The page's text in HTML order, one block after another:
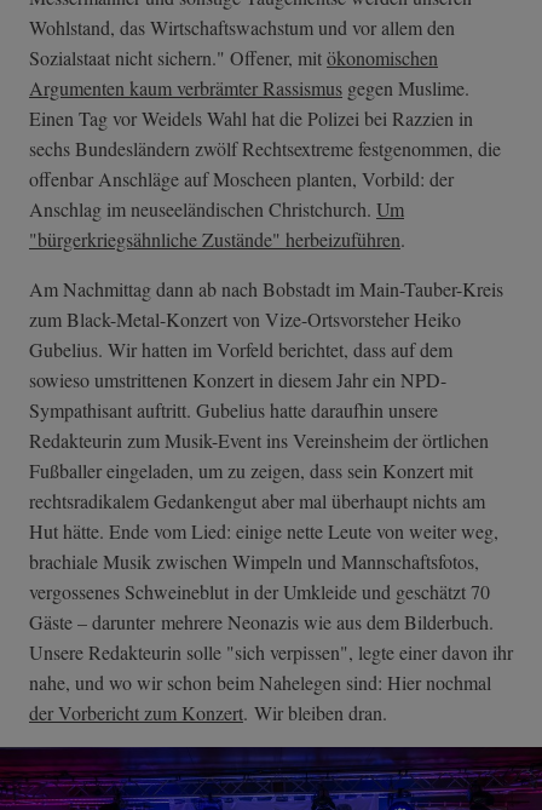
Wohlstand, das Wirtschaftswachstum und vor allem den
Sozialstaat nicht sichern." Offener, mitökonomischen
Argumenten kaum verbrämter Rassismus gegen Muslime.
Einen Tag vor Weidels Wahl hat die Polizei bei Razzien in
sechs Bundesländern zwölf Rechtsextreme festgenommen, die
offenbar Anschläge auf Moscheen planten, Vorbild: der
Anschlag im neuseeländischen Christchurch. Um
"bürgerkriegsähnliche Zustände" herbeizuführen.
Am Nachmittag dann ab nach Bobstadt im Main-Tauber-Kreis
zum Black-Metal-Konzert von Vize-Ortsvorsteher Heiko
Gubelius. Wir hatten im Vorfeld berichtet, dass auf dem
sowieso umstrittenen Konzert in diesem Jahr ein NPD-
Sympathisant auftritt. Gubelius hatte daraufhin unsere
Redakteurin zum Musik-Event ins Vereinsheim der örtlichen
Fußballer eingeladen, um zu zeigen, dass sein Konzert mit
rechtsradikalem Gedankengut aber mal überhaupt nichts am
Hut hätte. Ende vom Lied: einige nette Leute von weiter weg,
brachiale Musik zwischen Wimpeln und Mannschaftsfotos,
vergossenes Schweineblut in der Umkleide und geschätzt 70
Gäste – darunter mehrere Neonazis wie aus dem Bilderbuch.
Unsere Redakteurin solle "sich verpissen", legte einer davon ihr
nahe, und wo wir schon beim Nahelegen sind: Hier nochmal
der Vorbericht zum Konzert. Wir bleiben dran.